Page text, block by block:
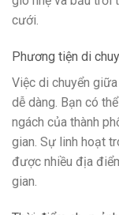
cưới.
Phương tiện di
Việc di chuyển
dễ dàng. Bạn có
ngách của thành
gian. Sự linh hoạt
được nhiều địa
gian.